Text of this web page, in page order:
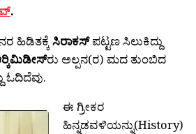
.
ಹಿಡಿತಕ್ಕೆ ಸಿರಾಕಸ್ಪಟ್ಟಣ ಸಿಲುಕಿದ್ದು
ರು ಅಲ್ಪನ(ರ) ಮದ ತುಂಬಿದ
ಓದಿದೆವು.
ಈ ಗ್ರೀಕರ
ಹಿನ್ನಡವಳಿಯನ್ನು(History)